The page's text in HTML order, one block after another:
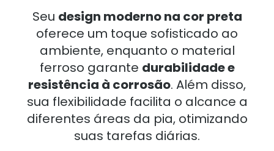
Seu design moderno na cor preta
oferece um toque sofisticado ao
ambiente, enquanto o material
ferroso garante durabilidade e
resistência à corrosão. Além disso,
sua flexibilidade facilita o alcance a
diferentes áreas da pia, otimizando
suas tarefas diárias.